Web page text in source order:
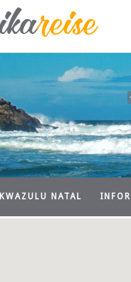
KWAZULU NATAL